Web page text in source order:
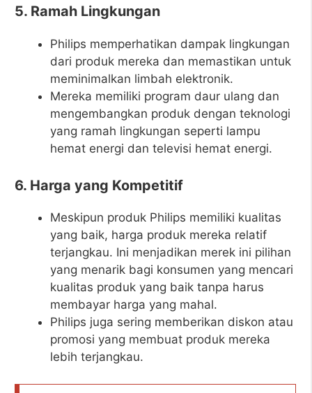
5. Ramah Lingkungan
Philips memperhatikan dampak lingkungan
dari produk mereka dan memastikan untuk
meminimalkan limbah elektronik.
Mereka memiliki program daur ulang dan
mengembangkan produk dengan teknologi
yang ramah lingkungan seperti lampu
hemat energi dan televisi hemat energi.
6. Harga yang Kompetitif
Meskipun produk Philips memiliki kualitas
yang baik, harga produk mereka relatif
terjangkau. Ini menjadikan merek ini pilihan
yang menarik bagi konsumen yang mencari
kualitas produk yang baik tanpa harus
membayar harga yang mahal.
Philips juga sering memberikan diskon atau
promosi yang membuat produk mereka
lebih terjangkau.